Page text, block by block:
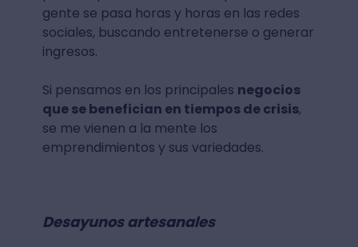
gente se pasa horas y horas en las redes
sociales, buscando entretenerse o generar
ingresos.
Si pensamos en los principales negocios
que se benefician en tiempos de crisis,
se me vienen a la mente los
emprendimientos y sus variedades.
Desayunos artesanales